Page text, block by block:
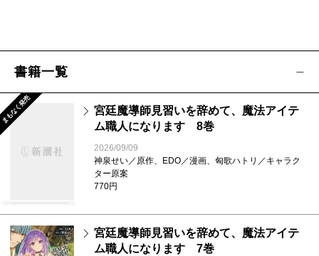
書籍一覧
まもなく発売
宮廷魔導師見習いを辞めて、魔法アイテ
ム職人になります 8巻
2026/09/09
神泉せい／原作、EDO／漫画、匈歌ハトリ／キャラク
ター原案
770円
宮廷魔導師見習いを辞めて、魔法アイテ
ム職人になります 7巻